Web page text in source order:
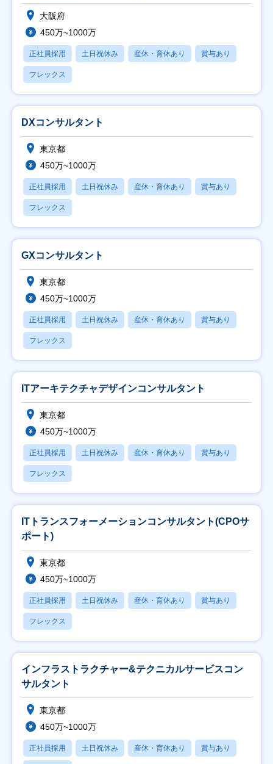
大阪府
450万~1000万
正社員採用 土日祝休み 産休・育休あり 賞与あり
フレックス
DXコンサルタント
東京都
450万~1000万
正社員採用 土日祝休み 産休・育休あり 賞与あり
フレックス
GXコンサルタント
東京都
450万~1000万
正社員採用 土日祝休み 産休・育休あり 賞与あり
フレックス
ITアーキテクチャデザインコンサルタント
東京都
450万~1000万
正社員採用 土日祝休み 産休・育休あり 賞与あり
フレックス
ITトランスフォーメーションコンサルタント(CPOサ
ポート)
東京都
450万~1000万
正社員採用 土日祝休み 産休・育休あり 賞与あり
フレックス
インフラストラクチャー&テクニカルサービスコン
サルタント
東京都
450万~1000万
正社員採用 土日祝休み 産休・育休あり 賞与あり